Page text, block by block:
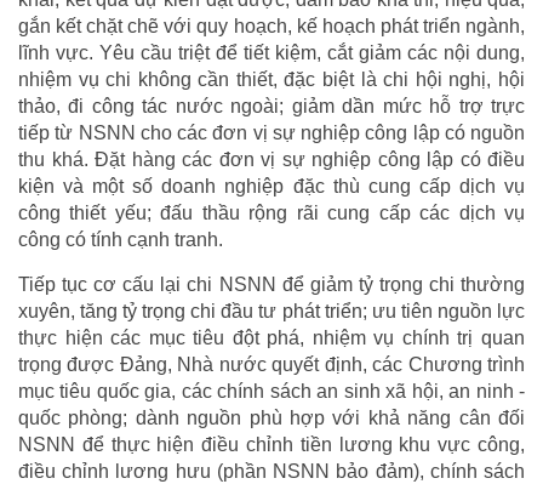
gắn kết chặt chẽ với quy hoạch, kế hoạch phát triển ngành,
lĩnh vực. Yêu cầu triệt để tiết kiệm, cắt giảm các nội dung,
nhiệm vụ chi không cần thiết, đặc biệt là chi hội nghị, hội
thảo, đi công tác nước ngoài; giảm dần mức hỗ trợ trực
tiếp từ NSNN cho các đơn vị sự nghiệp công lập có nguồn
thu khá. Đặt hàng các đơn vị sự nghiệp công lập có điều
kiện và một số doanh nghiệp đặc thù cung cấp dịch vụ
công thiết yếu; đấu thầu rộng rãi cung cấp các dịch vụ
công có tính cạnh tranh.
Tiếp tục cơ cấu lại chi NSNN để giảm tỷ trọng chi thường
xuyên, tăng tỷ trọng chi đầu tư phát triển; ưu tiên nguồn lực
thực hiện các mục tiêu đột phá, nhiệm vụ chính trị quan
trọng được Đảng, Nhà nước quyết định, các Chương trình
mục tiêu quốc gia, các chính sách an sinh xã hội, an ninh -
quốc phòng; dành nguồn phù hợp với khả năng cân đối
NSNN để thực hiện điều chỉnh tiền lương khu vực công,
điều chỉnh lương hưu (phần NSNN bảo đảm), chính sách